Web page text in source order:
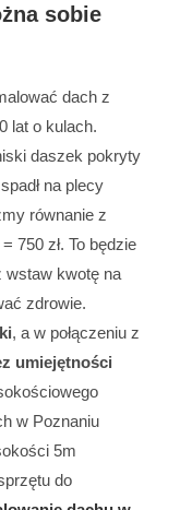
sobie
dach z
lat o kulach.
daszek pokryty
na plecy
równanie z
750 zł. To będzie
wstaw kwotę na
zdrowie.
, a w połączeniu z
umiejętności
w Poznaniu
5m
do